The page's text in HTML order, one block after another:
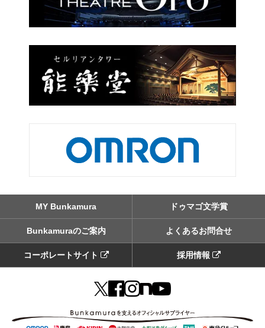
MY Bunkamura ドゥマゴ文学賞
Bunkamuraのご案内 よくあるお問合せ
コーポレートサイト 採用情報